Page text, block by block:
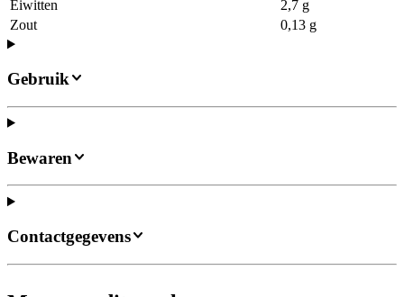
Eiwitten
2,7 g
Zout
0,13 g
Gebruik
Bewaren
Contactgegevens